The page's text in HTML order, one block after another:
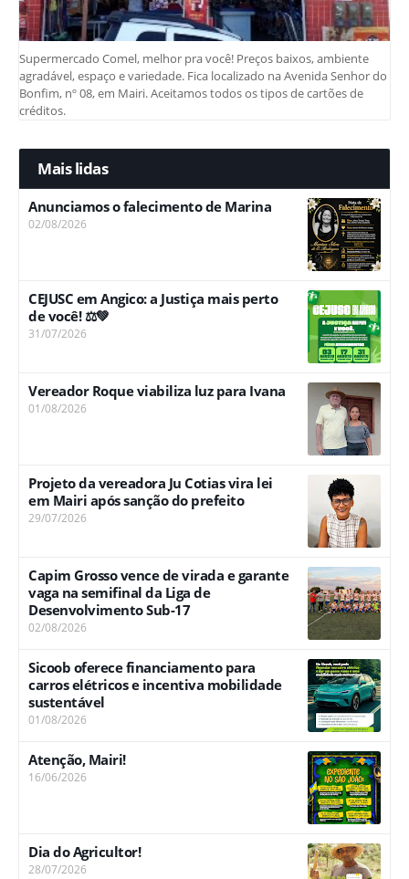
Supermercado Comel, melhor pra você! Preços baixos, ambiente
agradável, espaço e variedade. Fica localizado na Avenida Senhor do
Bonfim, nº 08, em Mairi. Aceitamos todos os tipos de cartões de
créditos.
Mais lidas
Anunciamos o falecimento de Marina
02/08/2026
CEJUSC em Angico: a Justiça mais perto
de você! ⚖️💚
31/07/2026
Vereador Roque viabiliza luz para Ivana
01/08/2026
Projeto da vereadora Ju Cotias vira lei
em Mairi após sanção do prefeito
29/07/2026
Capim Grosso vence de virada e garante
vaga na semifinal da Liga de
Desenvolvimento Sub-17
02/08/2026
Sicoob oferece financiamento para
carros elétricos e incentiva mobilidade
sustentável
01/08/2026
Atenção, Mairi!
16/06/2026
Dia do Agricultor!
28/07/2026